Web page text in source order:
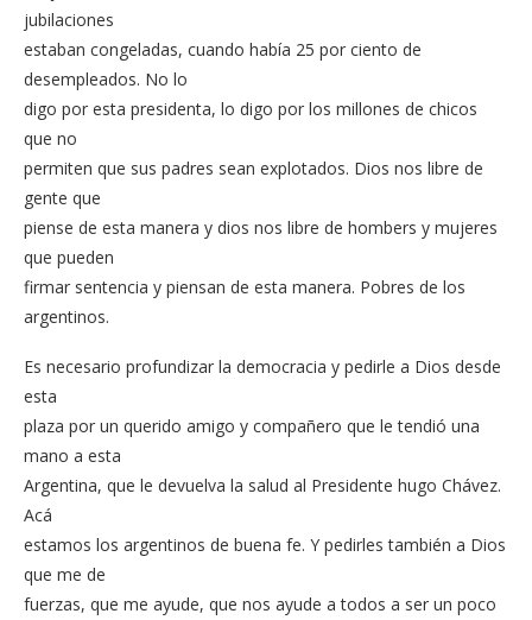
jubilaciones
estaban congeladas, cuando había 25 por ciento de
desempleados. No lo
digo por esta presidenta, lo digo por los millones de chicos
que no
permiten que sus padres sean explotados. Dios nos libre de
gente que
piense de esta manera y dios nos libre de hombers y mujeres
que pueden
firmar sentencia y piensan de esta manera. Pobres de los
argentinos.
Es necesario profundizar la democracia y pedirle a Dios desde
esta
plaza por un querido amigo y compañero que le tendió una
mano a esta
Argentina, que le devuelva la salud al Presidente hugo Chávez.
Acá
estamos los argentinos de buena fe. Y pedirles también a Dios
que me de
fuerzas, que me ayude, que nos ayude a todos a ser un poco